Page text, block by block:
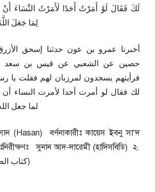
لَكَ فَقَالَ لَوْ أَمَرْتُ أَحَدًا لَأَمَرْتُ النِّسَاءَ
لِمَا جَعَلَ
أخبرنا عمرو بن عون حدثنا إسحق
حصين عن الشعبي عن قيس بن سعد
فرأيتهم يسجدون لمرزبان لهم فقلت يا
لك فقال لو أمرت أحدا لأمرت النساء
لما جعل
(Hasan) বর্ণনাকারীঃ কায়েস ইবনু সা‘দ
সুনান আদ-দারেমী (হাদিসবিডি) ২.
সালাত অধ্যায় (كتاب الصلاة)